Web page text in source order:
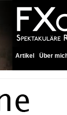
Artikel Über